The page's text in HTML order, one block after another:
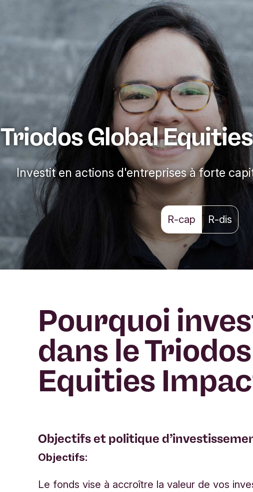
Triodos Global
Investit en actions d'entreprises à forte
R-cap R-dis
Pourquoi
dans le
Equities
Objectifs et politique
Objectifs:
Le fonds vise à accroître la valeur de vos